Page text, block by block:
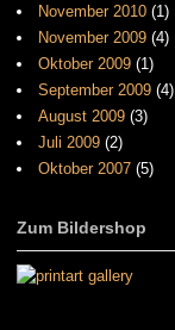
November 2010 (1)
November 2009 (4)
Oktober 2009 (1)
September 2009 (4)
August 2009 (3)
Juli 2009 (2)
Oktober 2007 (5)
Zum Bildershop